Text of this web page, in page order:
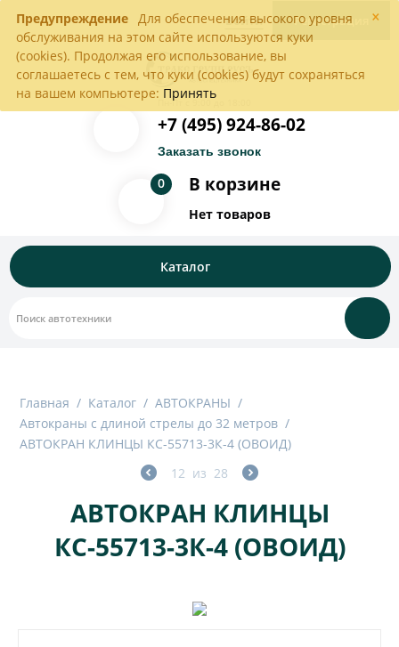
×
Предупреждение Для обеспечения высокого уровня
обслуживания на этом сайте используются куки
(cookies). Продолжая его использование, вы
соглашаетесь с тем, что куки (cookies) будут сохраняться
на вашем компьютере: Принять
Войти Регистрация
Пн-Пт с 9:00 до 18:00
+7 (495) 924-86-02
Заказать звонок
В корзине
0
Нет товаров
Каталог
Главная / Каталог / АВТОКРАНЫ /
Автокраны с длиной стрелы до 32 метров /
АВТОКРАН КЛИНЦЫ КС-55713-3К-4 (ОВОИД)
12 из 28
АВТОКРАН КЛИНЦЫ
КС-55713-3К-4 (ОВОИД)